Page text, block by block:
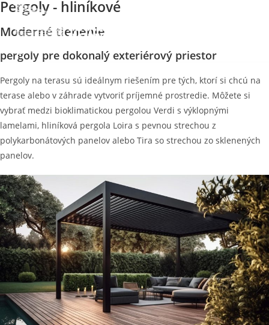
Pergoly - hliníkové
Moderné tienenie
pergoly pre dokonalý exteriérový priestor
Pergoly na terasu sú ideálnym riešením pre tých, ktorí si chcú na
terase alebo v záhrade vytvoriť príjemné prostredie. Môžete si
vybrať medzi bioklimatickou pergolou Verdi s výklopnými
lamelami, hliníková pergola Loira s pevnou strechou z
polykarbonátových panelov alebo Tira so strechou zo sklenených
panelov.